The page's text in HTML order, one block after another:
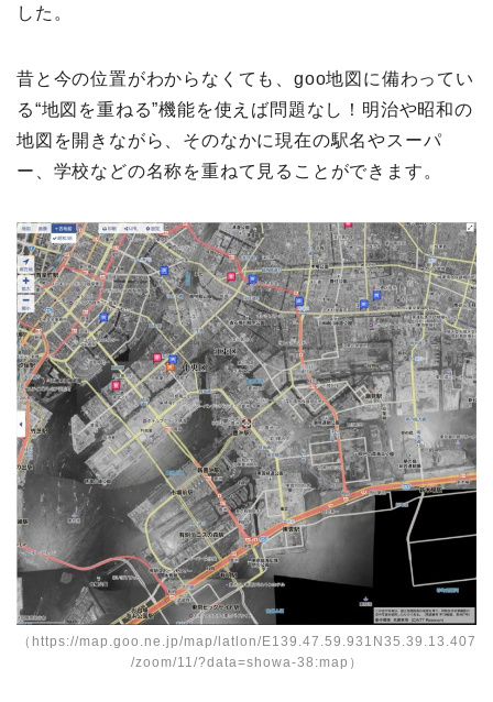
した。
昔と今の位置がわからなくても、goo地図に備わってい
る“地図を重ねる”機能を使えば問題なし！明治や昭和の
地図を開きながら、そのなかに現在の駅名やスーパ
ー、学校などの名称を重ねて見ることができます。
（ https://map.goo.ne.jp/map/latlon/E139.47.59.931N35.39.13.407
/zoom/11/?data=showa-38:map ）